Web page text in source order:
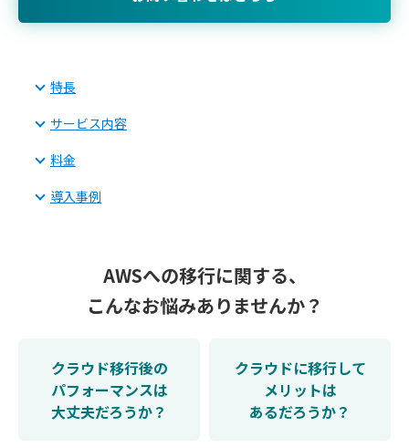
特長
サービス内容
料金
導入事例
AWSへの移行に関する、
こんなお悩みありませんか？
クラウド移行後の
パフォーマンスは
大丈夫だろうか？
クラウドに移行して
メリットは
あるだろうか？